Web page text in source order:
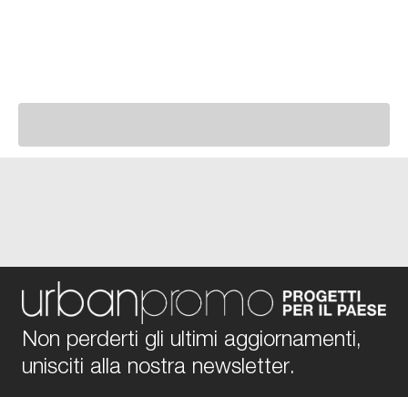
Non perderti gli ultimi aggiornamenti,
unisciti alla nostra newsletter.